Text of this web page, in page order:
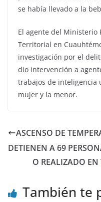
se había llevado a la
El agente del Ministerio
Territorial en
investigación por el
dio intervención a
trabajos de inteligencia
mujer y la menor.
ASCENSO DE
DETIENEN A 69
O REALIZADO
También te